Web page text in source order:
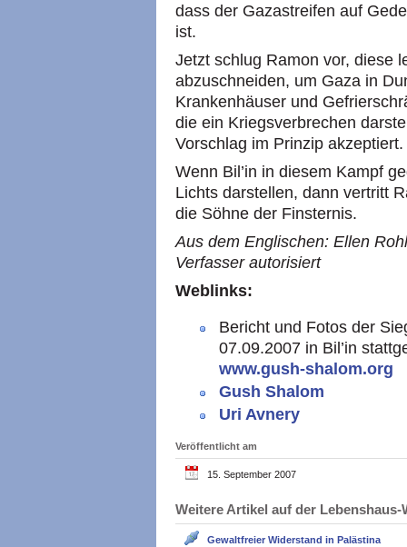
dass der Gazastreifen auf
ist.
Jetzt schlug Ramon vor, diese
abzuschneiden, um Gaza in
Krankenhäuser und
die ein Kriegsverbrechen
Vorschlag im Prinzip akzeptiert.
Wenn Bil’in in diesem Kampf
Lichts darstellen, dann vertritt
die Söhne der Finsternis.
Aus dem Englischen: Ellen
Verfasser autorisiert
Weblinks:
Bericht und Fotos der
07.09.2007 in Bil’in
www.gush-shalom.org
Gush Shalom
Uri Avnery
Veröffentlicht am
15. September 2007
Weitere Artikel auf der
Gewaltfreier Widerstand in Palästina